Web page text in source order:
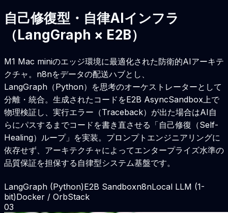
自己修復型・自律AIインフラ
（LangGraph × E2B）
M1 Mac miniのエッジ環境に最適化された防衛的AIアーキテ
クチャ。n8nをデータの配送ハブとし、
LangGraph（Python）を思考のオーケストレーターとして
分離・統合。生成されたコードをE2B AsyncSandbox上で
物理検証し、実行エラー（Traceback）が出た場合はAI自
らにパスするまでコードを書き直させる「自己修復（Self-
Healing）ループ」を実装。プロンプトエンジニアリングに
依存せず、アーキテクチャによってエンタープライズ水準の
品質保証を担保する自律型システム基盤です。
LangGraph (Python)E2B Sandboxn8nLocal LLM (1-
bit)Docker / OrbStack
03